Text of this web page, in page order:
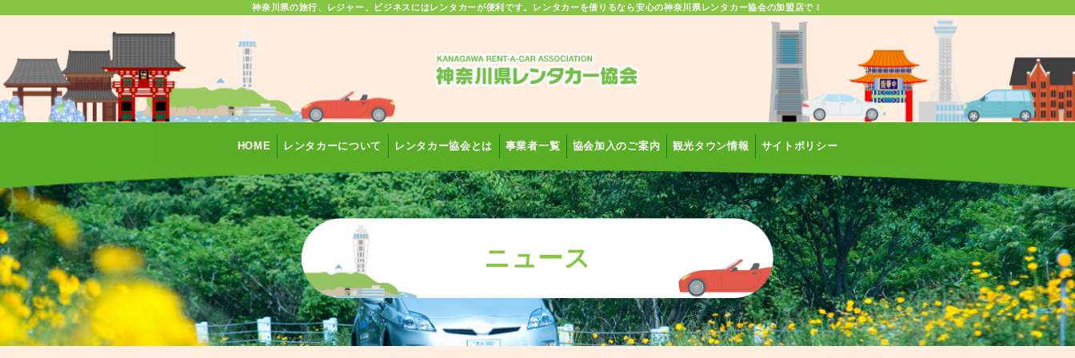
神奈川県の旅行、レジャー、ビジネスにはレンタカーが便利です。レンタカーを借りるなら安心の神奈川県レンタカー協会の加盟店で！
HOME レンタカーについて レンタカー協会とは 事業者一覧 協会加入のご案内 観光タウン情報 サイトポリシー
ニュース